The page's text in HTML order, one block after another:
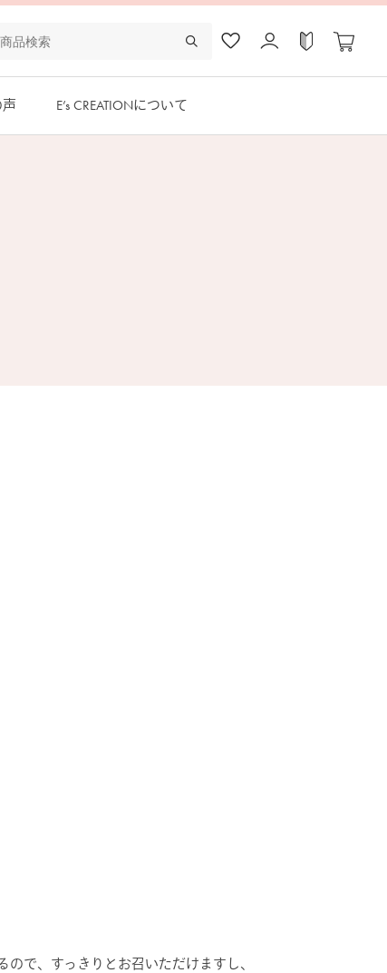
E’s CREATIONについて
で、すっきりとお召いただけますし、